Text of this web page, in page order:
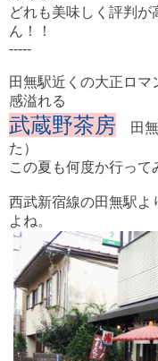
どれも美味しく評判が
ん！！
-----
田無駅近くの大正ロマ
感溢れる
武蔵野茶房 田無
た）
この夏も何度か行って
西武新宿線の田無駅よ
よね。